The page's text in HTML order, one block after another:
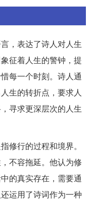
，表达了诗人对人生
征着人生的警钟，提
每一个时刻。诗人通
生的转折点，要求人
寻求更深层次的人生
修行的过程和境界。
不容拖延。他认为修
的真实存在，需要通
运用了诗词作为一种